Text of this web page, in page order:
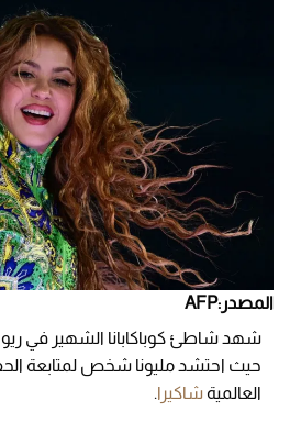
المصدر:AFP
شهد شاطئ كوباكابانا الشهير في ريو
حيث احتشد مليونا شخص لمتابعة
العالمية شاكيرا.